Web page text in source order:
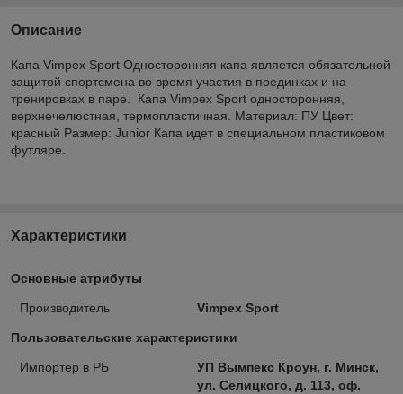
Описание
Капа Vimpex Sport Односторонняя капа является обязательной
защитой спортсмена во время участия в поединках и на
тренировках в паре. Капа Vimpex Sport односторонняя,
верхнечелюстная, термопластичная. Материал: ПУ Цвет:
красный Размер: Junior Капа идет в специальном пластиковом
футляре.
Характеристики
Основные атрибуты
Производитель Vimpex Sport
Пользовательские характеристики
Импортер в РБ
УП Вымпекс Кроун, г. Минск,
ул. Селицкого, д. 113, оф.